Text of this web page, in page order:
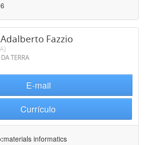
Adalberto Fazzio
TERRA
E-mail
Currículo
materials informatics